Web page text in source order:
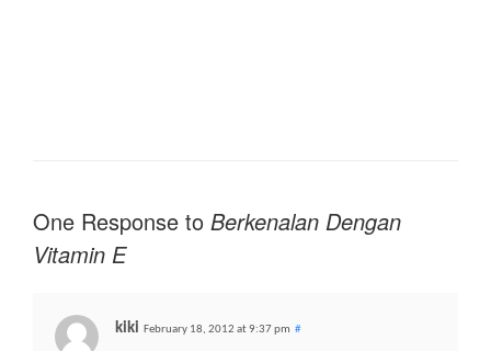
One Response to Berkenalan Dengan
Vitamin E
kiki February 18, 2012 at 9:37 pm #